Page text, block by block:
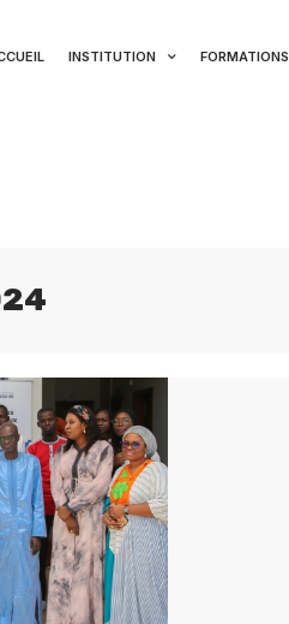
INSTITUTION FORMATIONS